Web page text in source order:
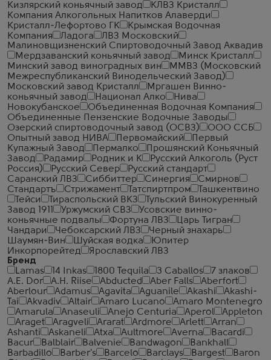
Кизлярский коньячный завод
КЛВЗ Кристалл
Компания Алкогольных Напитков Алаверди
Кристалл-Лефортово ГК
Крымская Водочная
Компания
Ладога
ЛВЗ Московский
Малиновщизненский Спиртоводочный Завод Аквадив
Мердзаванский коньячный завод
Минск Кристалл
Минский завод виноградных вин
ММВЗ (Московский
Межреспубликанский Винодельческий Завод)
Московский завод Кристалл
Мргашен Винно-
коньячный завод
Национал Алко
Нива
Новокубанское
Объединенная Водочная Компания
Объединенные Пензенские Водочные Заводы
Озерский спиртоводочный завод (ОСВЗ)
ООО ССБ
Опытный завод НИВА
Первомайский
Первый
Купажный Завод
Пермалко
Прошянский Коньячный
Завод
Радамир Родник и К
Русский Алкоголь (Руст
Россия)
Русский Север
Русский стандарт
Саранский ЛВЗ
Сиббиттер Синергия
Смирнов
Стандартъ
Стрижамент Татспиртпром
Ташкентвино
Тейси
Тираспольский ВКЗ
Тульский Винокуренный
Завод 1911
Уржумский СВЗ
Усовские винно-
коньячные подвалы
Фортуна ЛВЗ
Царь Тигран
Чандари
Чебоксарский ЛВЗ
Черный знахарь
Шаумян-Вин
Шуйская водка
Юпитер
Инкорпорейтед
Ярославский ЛВЗ
Бренд
Lamas
14 Inkas 1800 Tequila 3 Caballos
7 злаков
A.E. Dor
A.H. Riise Abducted Aber Falls
Aberfort
Aberlour
Adamus Agavita Aguanile Akashi
Akashi-
Tai
Akvadiv Altair Amaro Lucano
Amaro Montenegro
Amarula
Anaseuli Anejo Centuria Aperol
Appleton
Araget
Aragveli Ararat Ardmore Arlett
Arran
Ashanti
Askaneli Atxa Aultmore Averna
Bacardi
Bacur
Balblair Balvenie Bandwagon
Bankhall
Barbadillo
Barber's Barcelo Barclays Bargest
Baron